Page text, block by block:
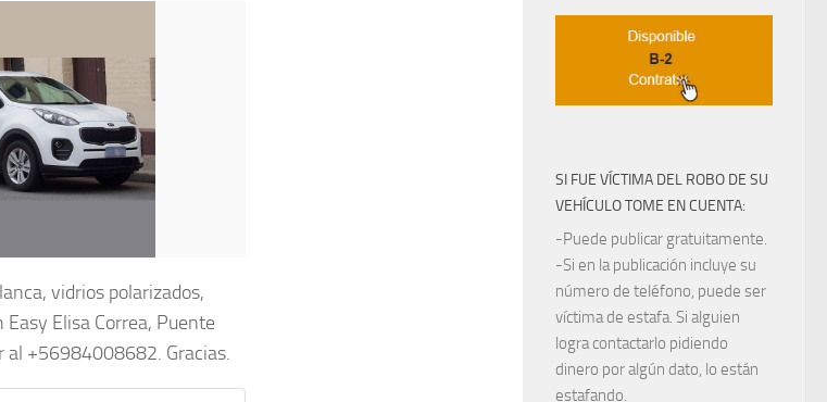
vidrios polarizados,
Elisa Correa, Puente
al +56984008682. Gracias.
SI FUE VÍCTIMA DEL ROBO DE SU
VEHÍCULO TOME EN CUENTA:
-Puede publicar gratuitamente.
-Si en la publicación incluye su
número de teléfono, puede ser
víctima de estafa. Si alguien
logra contactarlo pidiendo
dinero por algún dato, lo están
estafando.